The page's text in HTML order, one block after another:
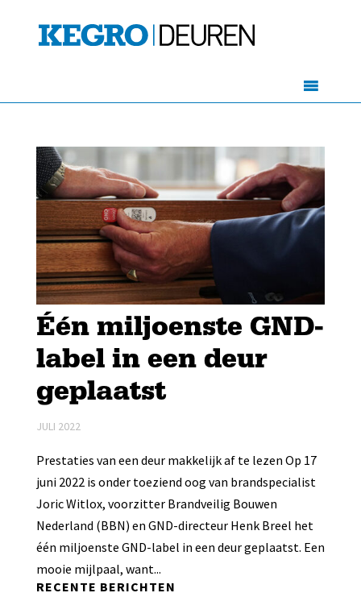
Één miljoenste GND-
label in een deur
geplaatst
JULI 2022
Prestaties van een deur makkelijk af te lezen Op 17
juni 2022 is onder toeziend oog van brandspecialist
Joric Witlox, voorzitter Brandveilig Bouwen
Nederland (BBN) en GND-directeur Henk Breel het
één miljoenste GND-label in een deur geplaatst. Een
mooie mijlpaal, want...
RECENTE BERICHTEN